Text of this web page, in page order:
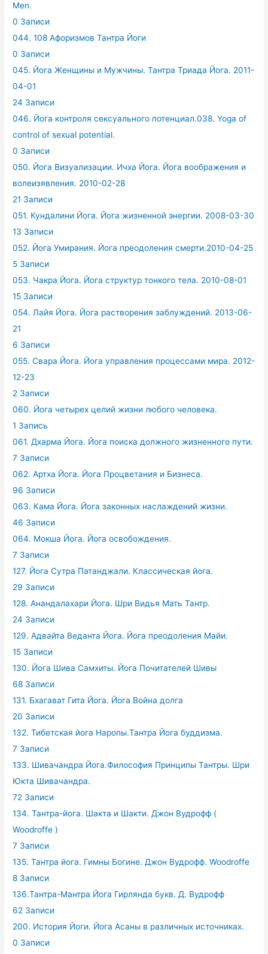
Men.
0 Записи
044. 108 Афоризмов Тантра Йоги
0 Записи
045. Йога Женщины и Мужчины. Тантра Триада Йога. 2011-
04-01
24 Записи
046. Йога контроля сексуального потенциал.038. Yoga of
control of sexual potential.
0 Записи
050. Йога Визуализации. Ичха Йога. Йога воображения и
волеизявления. 2010-02-28
21 Записи
051. Кундалини Йога. Йога жизненной энергии. 2008-03-30
13 Записи
052. Йога Умирания. Йога преодоления смерти.2010-04-25
5 Записи
053. Чакра Йога. Йога структур тонкого тела. 2010-08-01
15 Записи
054. Лайя Йога. Йога растворения заблуждений. 2013-06-
21
6 Записи
055. Свара Йога. Йога управления процессами мира. 2012-
12-23
2 Записи
060. Йога четырех целий жизни любого человека.
1 Запись
061. Дхарма Йога. Йога поиска должного жизненного пути.
7 Записи
062. Артха Йога. Йога Процветания и Бизнеса.
96 Записи
063. Кама Йога. Йога законных наслаждений жизни.
46 Записи
064. Мокша Йога. Йога освобождения.
7 Записи
127. Йога Сутра Патанджали. Классическая йога.
29 Записи
128. Анандалахари Йога. Шри Видья Мать Тантр.
24 Записи
129. Адвайта Веданта Йога. Йога преодоления Майи.
15 Записи
130. Йога Шива Самхиты. Йога Почитателей Шивы
68 Записи
131. Бхагават Гита Йога. Йога Война долга
20 Записи
132. Тибетская йога Наропы.Тантра Йога буддизма.
7 Записи
133. Шивачандра Йога.Философия Принципы Тантры. Шри
Юкта Шивачандра.
72 Записи
134. Тантра-йога. Шакта и Шакти. Джон Вудрофф (
Woodroffe )
7 Записи
135. Тантра йога. Гимны Богине. Джон Вудрофф. Woodroffe
8 Записи
136.Тантра-Мантра Йога Гирлянда букв. Д. Вудрофф
62 Записи
200. История Йоги. Йога Асаны в различных источниках.
0 Записи